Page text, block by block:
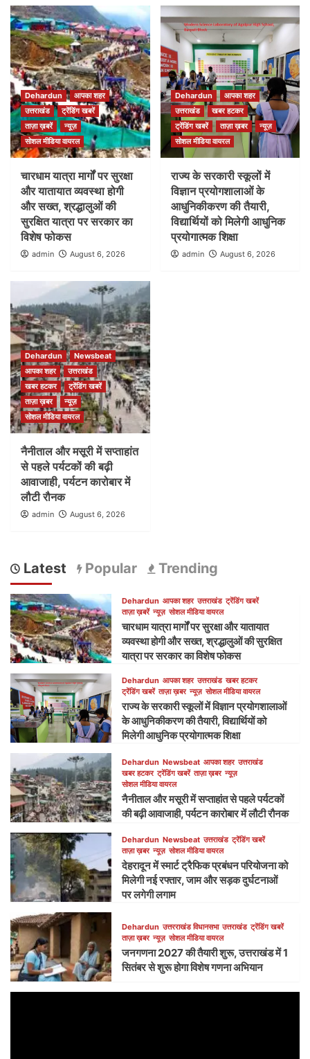
Dehardun
आपका शहर
उत्तराखंड
ट्रेंडिंग खबरें
ताज़ा ख़बरें
न्यूज़
सोशल मीडिया वायरल
चारधाम यात्रा मार्गों पर सुरक्षा
और यातायात व्यवस्था होगी
और सख्त, श्रद्धालुओं की
सुरक्षित यात्रा पर सरकार का
विशेष फोकस
admin August 6, 2026
Dehardun
आपका शहर
उत्तराखंड
खबर हटकर
ट्रेंडिंग खबरें
ताज़ा ख़बर
न्यूज़
सोशल मीडिया वायरल
राज्य के सरकारी स्कूलों में
विज्ञान प्रयोगशालाओं के
आधुनिकीकरण की तैयारी,
विद्यार्थियों को मिलेगी आधुनिक
प्रयोगात्मक शिक्षा
admin August 6, 2026
Dehardun
Newsbeat
आपका शहर
उत्तराखंड
खबर हटकर
ट्रेंडिंग खबरें
ताज़ा ख़बर
न्यूज़
सोशल मीडिया वायरल
नैनीताल और मसूरी में सप्ताहांत
से पहले पर्यटकों की बढ़ी
आवाजाही, पर्यटन कारोबार में
लौटी रौनक
admin August 6, 2026
Latest Popular Trending
Dehardun आपका शहर उत्तराखंड ट्रेंडिंग खबरें
ताज़ा ख़बरें न्यूज़ सोशल मीडिया वायरल
चारधाम यात्रा मार्गों पर सुरक्षा और यातायात
व्यवस्था होगी और सख्त, श्रद्धालुओं की सुरक्षित
यात्रा पर सरकार का विशेष फोकस
Dehardun आपका शहर उत्तराखंड खबर हटकर
ट्रेंडिंग खबरें ताज़ा ख़बर न्यूज़ सोशल मीडिया वायरल
राज्य के सरकारी स्कूलों में विज्ञान प्रयोगशालाओं
के आधुनिकीकरण की तैयारी, विद्यार्थियों को
मिलेगी आधुनिक प्रयोगात्मक शिक्षा
Dehardun Newsbeat आपका शहर उत्तराखंड
खबर हटकर ट्रेंडिंग खबरें ताज़ा ख़बर न्यूज़
सोशल मीडिया वायरल
नैनीताल और मसूरी में सप्ताहांत से पहले पर्यटकों
की बढ़ी आवाजाही, पर्यटन कारोबार में लौटी रौनक
Dehardun Newsbeat उत्तराखंड ट्रेंडिंग खबरें
ताज़ा ख़बर न्यूज़ सोशल मीडिया वायरल
देहरादून में स्मार्ट ट्रैफिक प्रबंधन परियोजना को
मिलेगी नई रफ्तार, जाम और सड़क दुर्घटनाओं
पर लगेगी लगाम
Dehardun उत्तरराखंड विधानसभा उत्तराखंड ट्रेंडिंग खबरें
ताज़ा ख़बर न्यूज़ सोशल मीडिया वायरल
जनगणना 2027 की तैयारी शुरू, उत्तराखंड में 1
सितंबर से शुरू होगा विशेष गणना अभियान